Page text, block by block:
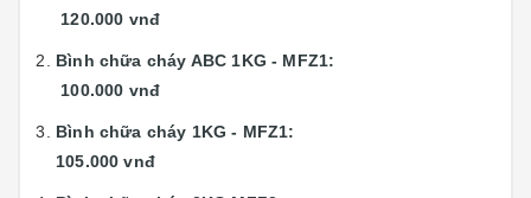
120.000 vnđ
Bình chữa cháy ABC 1KG - MFZ1:
100.000 vnđ
Bình chữa cháy 1KG - MFZ1:
105.000 vnđ